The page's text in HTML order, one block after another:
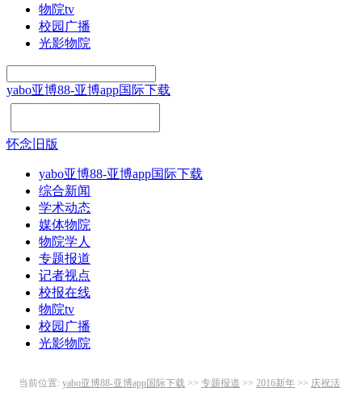
物院tv
校园广播
光影物院
yabo亚博88-亚博app国际下载
怀念旧版
yabo亚博88-亚博app国际下载
综合新闻
学术动态
媒体物院
物院学人
专题报道
记者视点
校报在线
物院tv
校园广播
光影物院
当前位置: yabo亚博88-亚博app国际下载 >> 专题报道 >> 2016新年 >> 庆祝活